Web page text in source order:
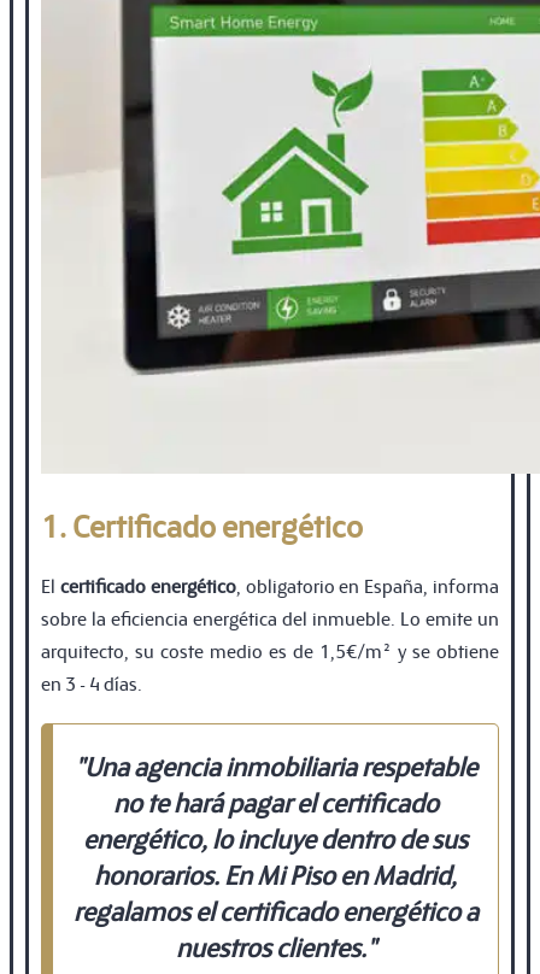
1. Certificado energético
El certificado energético, obligatorio en España, informa
sobre la eficiencia energética del inmueble. Lo emite un
arquitecto, su coste medio es de 1,5€/m² y se obtiene
en 3 - 4 días.
"Una agencia inmobiliaria respetable
no te hará pagar el certificado
energético, lo incluye dentro de sus
honorarios.En Mi Piso en Madrid,
regalamos el certificado energético a
nuestros clientes."